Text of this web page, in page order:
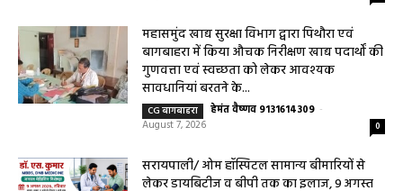
महासमुंद राष्ट्रीय तंबाकू नियंत्रण कार्यक्रम के तहत
जागरूकता कार्यशाला आयोजित विद्यार्थियों को
तंबाकू के दुष्प्रभावों की दी जानकारी
Uncategorized हेमंत वैष्णव 9131614309 -
August 7, 2026
महासमुंद खाद्य सुरक्षा विभाग द्वारा पिथौरा एवं
बागबाहरा में किया औचक निरीक्षण खाद्य पदार्थों की
गुणवत्ता एवं स्वच्छता को लेकर आवश्यक
सावधानियां बरतने के...